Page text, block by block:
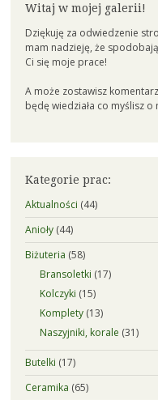
Witaj w mojej galerii!
Dziękuję za odwiedzenie
mam nadzieję, że spodobają
Ci się moje prace!
A może zostawisz
będę wiedziała co myślisz
Kategorie prac:
Aktualności (44)
Anioły(44)
Biżuteria (58)
Bransoletki (17)
Kolczyki (15)
Komplety(13)
Naszyjniki, korale (31)
Butelki (17)
Ceramika (65)